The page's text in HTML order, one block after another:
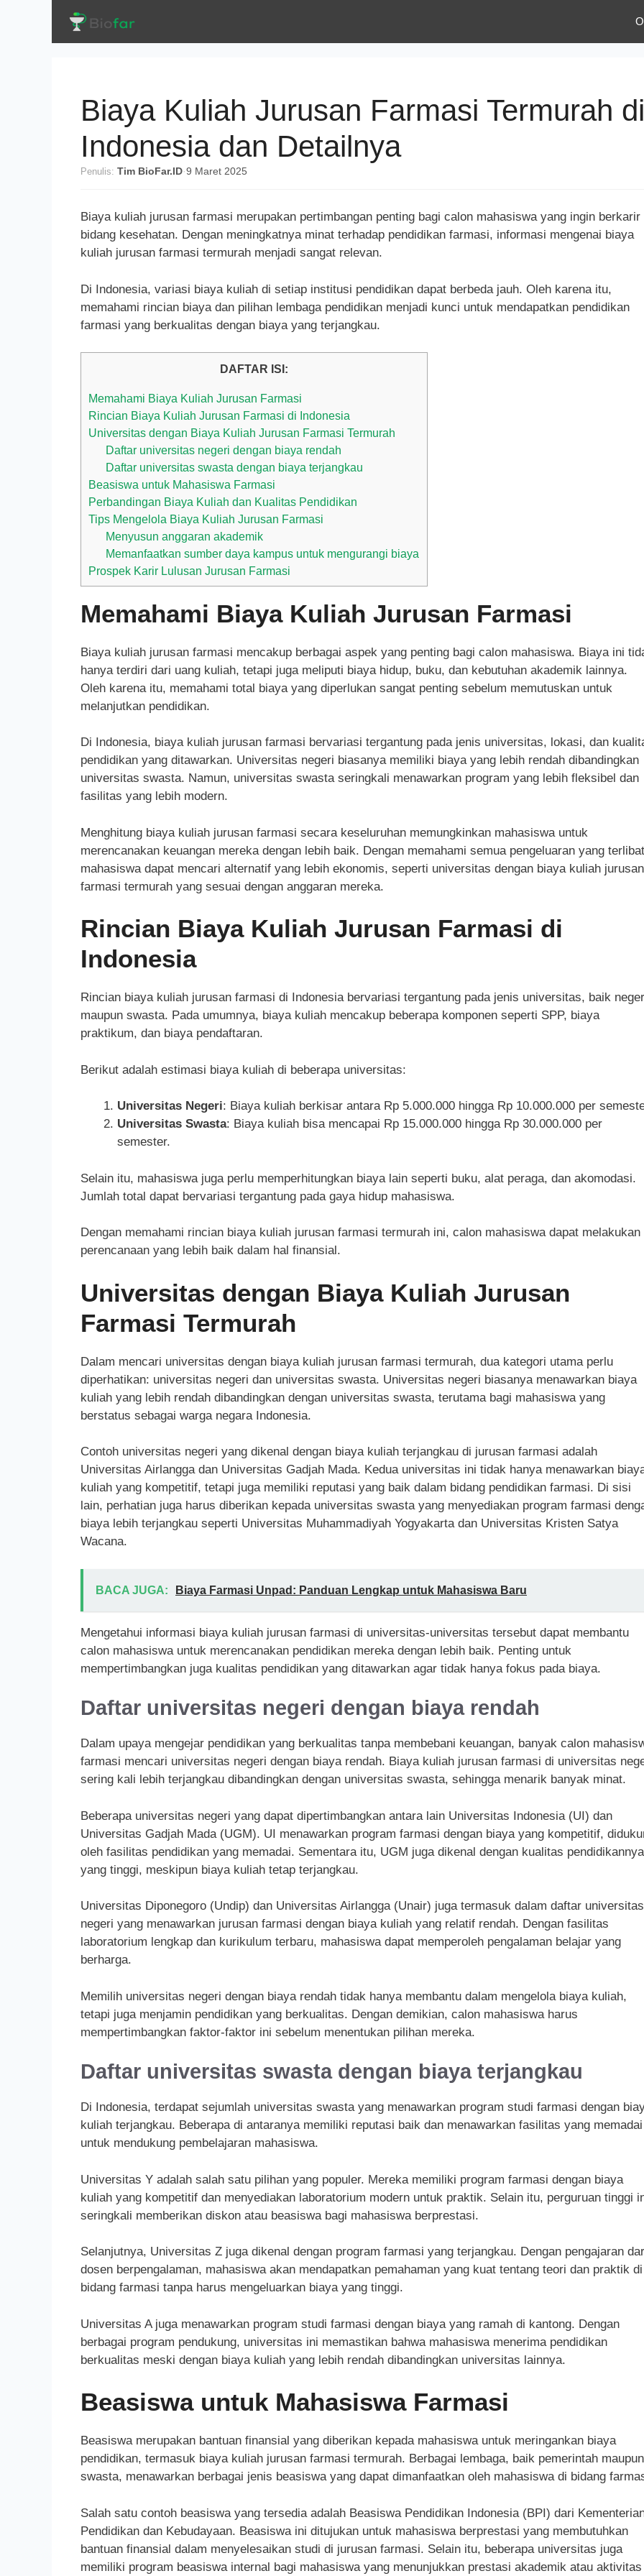
Biaya Kuliah Jurusan Farmasi Termurah di
Indonesia dan Detailnya
Penulis: Tim BioFar.ID·9 Maret 2025
Biaya kuliah jurusan farmasi merupakan pertimbangan penting bagi calon mahasiswa yang ingin berkarir
bidang kesehatan. Dengan meningkatnya minat terhadap pendidikan farmasi, informasi mengenai biaya
kuliah jurusan farmasi termurah menjadi sangat relevan.
Di Indonesia, variasi biaya kuliah di setiap institusi pendidikan dapat berbeda jauh. Oleh karena itu,
memahami rincian biaya dan pilihan lembaga pendidikan menjadi kunci untuk mendapatkan pendidikan
farmasi yang berkualitas dengan biaya yang terjangkau.
DAFTAR ISI:
Memahami Biaya Kuliah Jurusan Farmasi
Rincian Biaya Kuliah Jurusan Farmasi di Indonesia
Universitas dengan Biaya Kuliah Jurusan Farmasi Termurah
Daftar universitas negeri dengan biaya rendah
Daftar universitas swasta dengan biaya terjangkau
Beasiswa untuk Mahasiswa Farmasi
Perbandingan Biaya Kuliah dan Kualitas Pendidikan
Tips Mengelola Biaya Kuliah Jurusan Farmasi
Menyusun anggaran akademik
Memanfaatkan sumber daya kampus untuk mengurangi biaya
Prospek Karir Lulusan Jurusan Farmasi
Memahami Biaya Kuliah Jurusan Farmasi
Biaya kuliah jurusan farmasi mencakup berbagai aspek yang penting bagi calon mahasiswa. Biaya ini
hanya terdiri dari uang kuliah, tetapi juga meliputi biaya hidup, buku, dan kebutuhan akademik lainnya.
Oleh karena itu, memahami total biaya yang diperlukan sangat penting sebelum memutuskan untuk
melanjutkan pendidikan.
Di Indonesia, biaya kuliah jurusan farmasi bervariasi tergantung pada jenis universitas, lokasi, dan
pendidikan yang ditawarkan. Universitas negeri biasanya memiliki biaya yang lebih rendah dibandingkan
universitas swasta. Namun, universitas swasta seringkali menawarkan program yang lebih fleksibel dan
fasilitas yang lebih modern.
Menghitung biaya kuliah jurusan farmasi secara keseluruhan memungkinkan mahasiswa untuk
merencanakan keuangan mereka dengan lebih baik. Dengan memahami semua pengeluaran yang
mahasiswa dapat mencari alternatif yang lebih ekonomis, seperti universitas dengan biaya kuliah jurusan
farmasi termurah yang sesuai dengan anggaran mereka.
Rincian Biaya Kuliah Jurusan Farmasi di
Indonesia
Rincian biaya kuliah jurusan farmasi di Indonesia bervariasi tergantung pada jenis universitas, baik
maupun swasta. Pada umumnya, biaya kuliah mencakup beberapa komponen seperti SPP, biaya
praktikum, dan biaya pendaftaran.
Berikut adalah estimasi biaya kuliah di beberapa universitas:
Universitas Negeri: Biaya kuliah berkisar antara Rp 5.000.000 hingga Rp 10.000.000 per
Universitas Swasta: Biaya kuliah bisa mencapai Rp 15.000.000 hingga Rp 30.000.000 per
semester.
Selain itu, mahasiswa juga perlu memperhitungkan biaya lain seperti buku, alat peraga, dan akomodasi.
Jumlah total dapat bervariasi tergantung pada gaya hidup mahasiswa.
Dengan memahami rincian biaya kuliah jurusan farmasi termurah ini, calon mahasiswa dapat melakukan
perencanaan yang lebih baik dalam hal finansial.
Universitas dengan Biaya Kuliah Jurusan
Farmasi Termurah
Dalam mencari universitas dengan biaya kuliah jurusan farmasi termurah, dua kategori utama perlu
diperhatikan: universitas negeri dan universitas swasta. Universitas negeri biasanya menawarkan biaya
kuliah yang lebih rendah dibandingkan dengan universitas swasta, terutama bagi mahasiswa yang
berstatus sebagai warga negara Indonesia.
Contoh universitas negeri yang dikenal dengan biaya kuliah terjangkau di jurusan farmasi adalah
Universitas Airlangga dan Universitas Gadjah Mada. Kedua universitas ini tidak hanya menawarkan
kuliah yang kompetitif, tetapi juga memiliki reputasi yang baik dalam bidang pendidikan farmasi. Di sisi
lain, perhatian juga harus diberikan kepada universitas swasta yang menyediakan program farmasi
biaya lebih terjangkau seperti Universitas Muhammadiyah Yogyakarta dan Universitas Kristen Satya
Wacana.
BACA JUGA: Biaya Farmasi Unpad: Panduan Lengkap untuk Mahasiswa Baru
Mengetahui informasi biaya kuliah jurusan farmasi di universitas-universitas tersebut dapat membantu
calon mahasiswa untuk merencanakan pendidikan mereka dengan lebih baik. Penting untuk
mempertimbangkan juga kualitas pendidikan yang ditawarkan agar tidak hanya fokus pada biaya.
Daftar universitas negeri dengan biaya rendah
Dalam upaya mengejar pendidikan yang berkualitas tanpa membebani keuangan, banyak calon
farmasi mencari universitas negeri dengan biaya rendah. Biaya kuliah jurusan farmasi di universitas
sering kali lebih terjangkau dibandingkan dengan universitas swasta, sehingga menarik banyak minat.
Beberapa universitas negeri yang dapat dipertimbangkan antara lain Universitas Indonesia (UI) dan
Universitas Gadjah Mada (UGM). UI menawarkan program farmasi dengan biaya yang kompetitif,
oleh fasilitas pendidikan yang memadai. Sementara itu, UGM juga dikenal dengan kualitas pendidikannya
yang tinggi, meskipun biaya kuliah tetap terjangkau.
Universitas Diponegoro (Undip) dan Universitas Airlangga (Unair) juga termasuk dalam daftar universitas
negeri yang menawarkan jurusan farmasi dengan biaya kuliah yang relatif rendah. Dengan fasilitas
laboratorium lengkap dan kurikulum terbaru, mahasiswa dapat memperoleh pengalaman belajar yang
berharga.
Memilih universitas negeri dengan biaya rendah tidak hanya membantu dalam mengelola biaya kuliah,
tetapi juga menjamin pendidikan yang berkualitas. Dengan demikian, calon mahasiswa harus
mempertimbangkan faktor-faktor ini sebelum menentukan pilihan mereka.
Daftar universitas swasta dengan biaya terjangkau
Di Indonesia, terdapat sejumlah universitas swasta yang menawarkan program studi farmasi dengan
kuliah terjangkau. Beberapa di antaranya memiliki reputasi baik dan menawarkan fasilitas yang memadai
untuk mendukung pembelajaran mahasiswa.
Universitas Y adalah salah satu pilihan yang populer. Mereka memiliki program farmasi dengan biaya
kuliah yang kompetitif dan menyediakan laboratorium modern untuk praktik. Selain itu, perguruan tinggi
seringkali memberikan diskon atau beasiswa bagi mahasiswa berprestasi.
Selanjutnya, Universitas Z juga dikenal dengan program farmasi yang terjangkau. Dengan pengajaran
dosen berpengalaman, mahasiswa akan mendapatkan pemahaman yang kuat tentang teori dan praktik di
bidang farmasi tanpa harus mengeluarkan biaya yang tinggi.
Universitas A juga menawarkan program studi farmasi dengan biaya yang ramah di kantong. Dengan
berbagai program pendukung, universitas ini memastikan bahwa mahasiswa menerima pendidikan
berkualitas meski dengan biaya kuliah yang lebih rendah dibandingkan universitas lainnya.
Beasiswa untuk Mahasiswa Farmasi
Beasiswa merupakan bantuan finansial yang diberikan kepada mahasiswa untuk meringankan biaya
pendidikan, termasuk biaya kuliah jurusan farmasi termurah. Berbagai lembaga, baik pemerintah maupun
swasta, menawarkan berbagai jenis beasiswa yang dapat dimanfaatkan oleh mahasiswa di bidang
Salah satu contoh beasiswa yang tersedia adalah Beasiswa Pendidikan Indonesia (BPI) dari
Pendidikan dan Kebudayaan. Beasiswa ini ditujukan untuk mahasiswa berprestasi yang membutuhkan
bantuan finansial dalam menyelesaikan studi di jurusan farmasi. Selain itu, beberapa universitas juga
memiliki program beasiswa internal bagi mahasiswa yang menunjukkan prestasi akademik atau